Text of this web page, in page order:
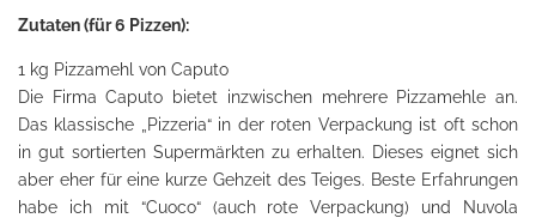
Zutaten (für 6 Pizzen):
1 kg Pizzamehl von Caputo
Die Firma Caputo bietet inzwischen mehrere Pizzamehle an.
Das klassische „Pizzeria“ in der roten Verpackung ist oft schon
in gut sortierten Supermärkten zu erhalten. Dieses eignet sich
aber eher für eine kurze Gehzeit des Teiges. Beste Erfahrungen
habe ich mit “Cuoco“ (auch rote Verpackung) und Nuvola